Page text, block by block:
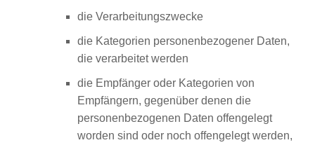
die Verarbeitungszwecke
die Kategorien personenbezogener Daten,
die verarbeitet werden
die Empfänger oder Kategorien von
Empfängern, gegenüber denen die
personenbezogenen Daten offengelegt
worden sind oder noch offengelegt werden,